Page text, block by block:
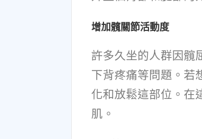
增加髖關節活動度
許多久坐的人群因髖
下背疼痛等問題。若
化和放鬆這部位。在
肌。